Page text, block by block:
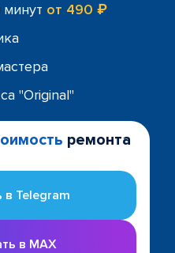
от 490 ₽
"Original"
ремонта
в Telegram
в MAX